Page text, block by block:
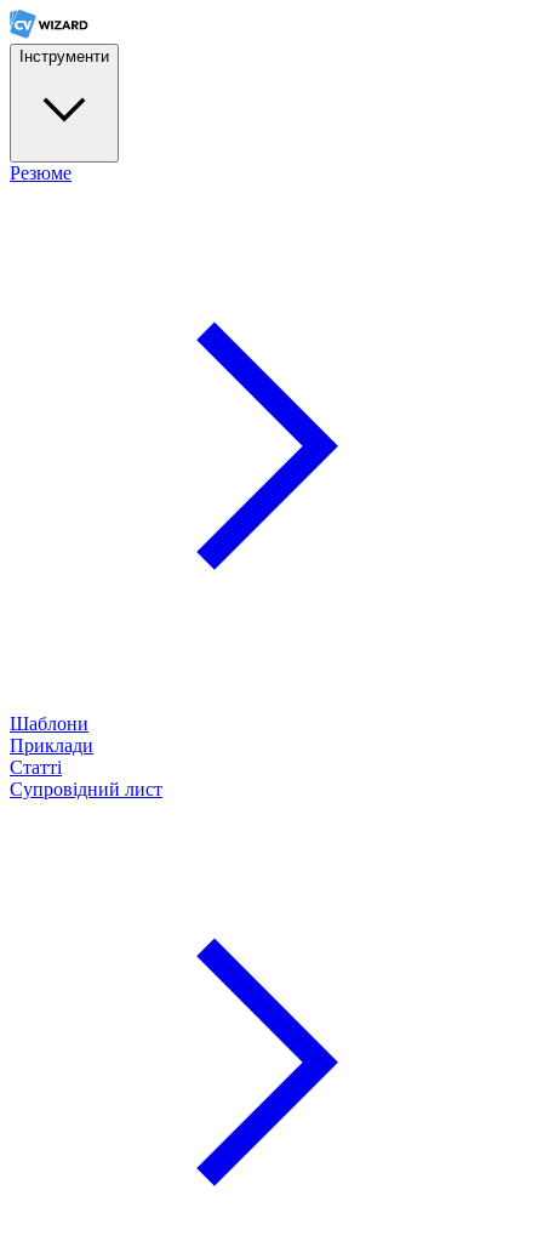
Інструменти
Резюме
Шаблони
Приклади
Статті
Супровідний лист